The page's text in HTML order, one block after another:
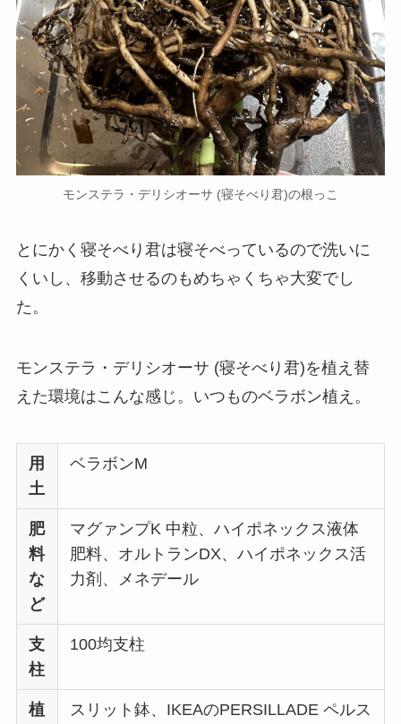
モンステラ・デリシオーサ (寝そべり君)の根っこ
とにかく寝そべり君は寝そべっているので洗いに
くいし、移動させるのもめちゃくちゃ大変でし
た。
モンステラ・デリシオーサ (寝そべり君)を植え替
えた環境はこんな感じ。いつものベラボン植え。
用
土
ベラボンM
肥
料
な
ど
マグァンプK 中粒、ハイポネックス液体
肥料、オルトランDX、ハイポネックス活
力剤、メネデール
支
柱
100均支柱
植
スリット鉢、IKEAのPERSILLADE ペルス